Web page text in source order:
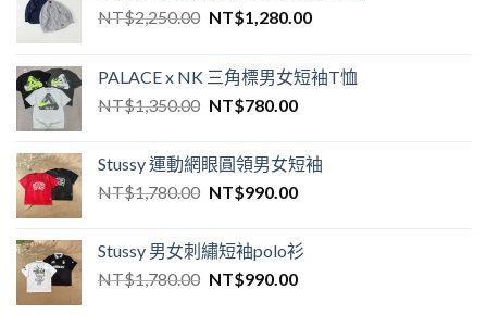
NT$2,250.00 NT$1,280.00
PALACE x NK 三角標男女短袖T恤
NT$1,350.00 NT$780.00
Stussy 運動網眼圓領男女短袖
NT$1,780.00 NT$990.00
Stussy 男女刺繡短袖polo衫
NT$1,780.00 NT$990.00